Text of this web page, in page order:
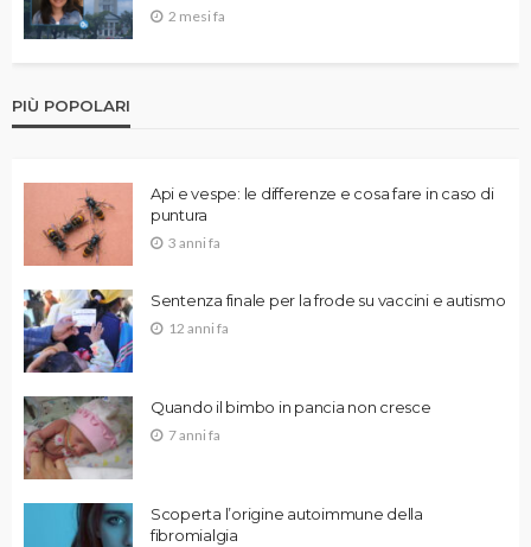
2 mesi fa
PIÙ POPOLARI
Api e vespe: le differenze e cosa fare in caso di
puntura
3 anni fa
Sentenza finale per la frode su vaccini e autismo
12 anni fa
Quando il bimbo in pancia non cresce
7 anni fa
Scoperta l’origine autoimmune della
fibromialgia